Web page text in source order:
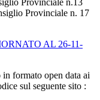
Provinciale n. 17
AL 26-11-
formato open data ai
sul seguente sito :